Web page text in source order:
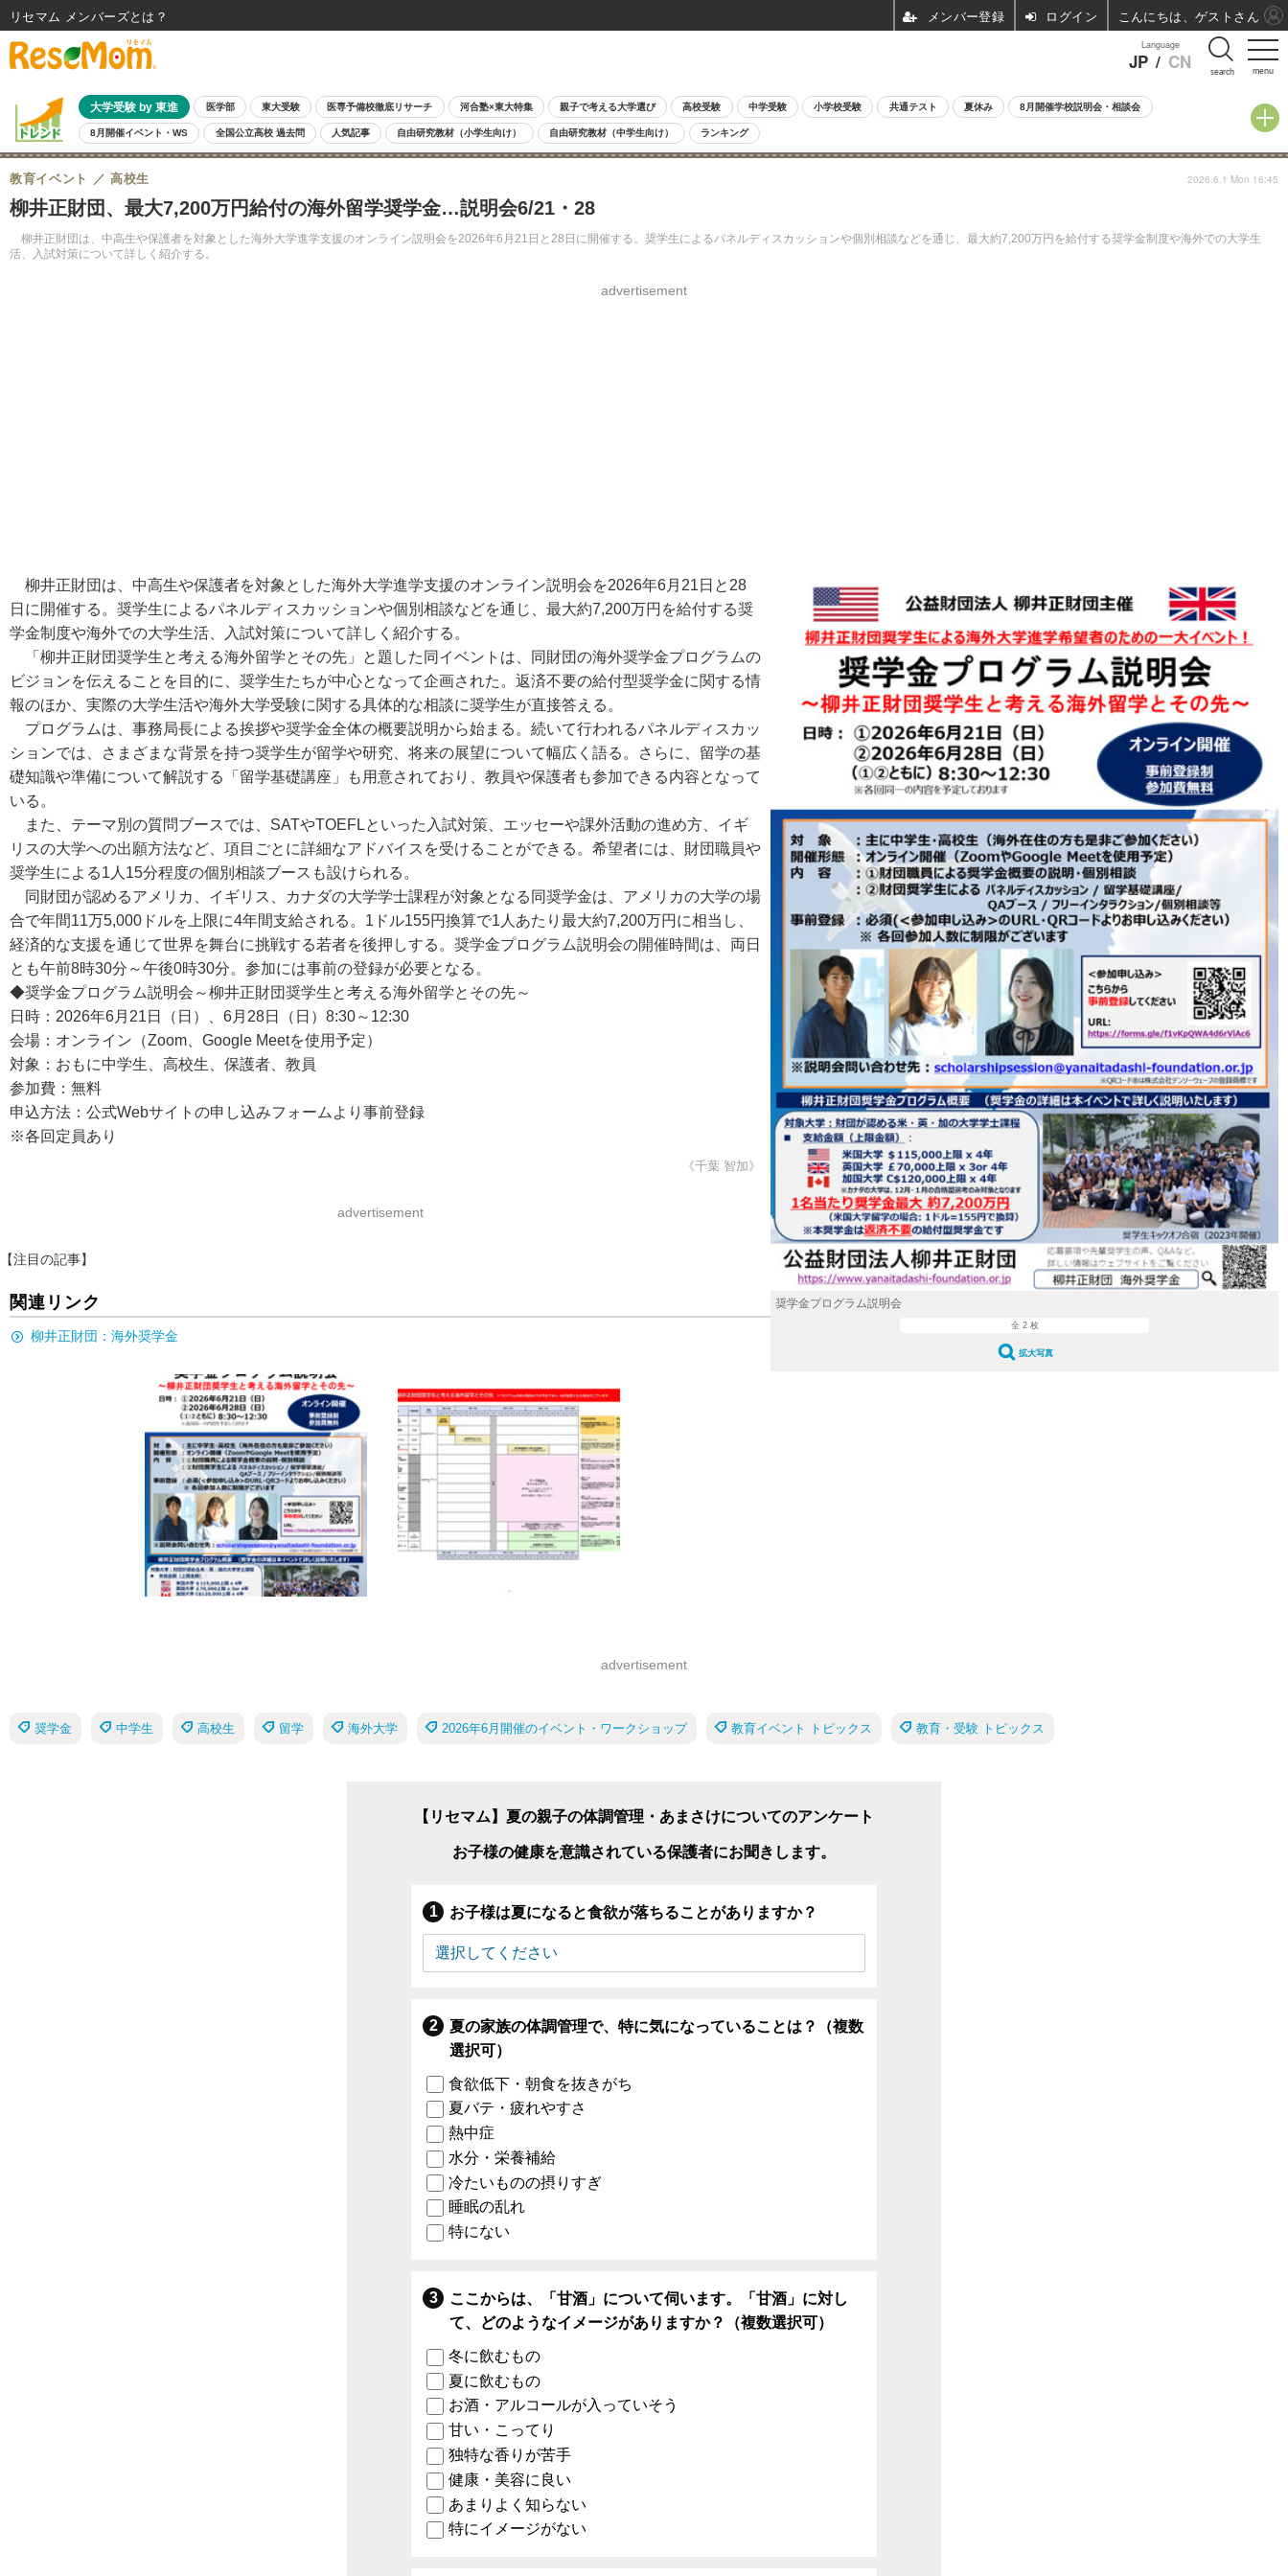
menu
Language
JP / CN search
大学受験 by 東進 医学部 東大受験 医専予備校徹底リサーチ 河合塾×東大特集 親子で考える大学選び 高校受験 中学受験 小学校受験 共通テスト 夏休み 8月開催学校説明会・相談会
8月開催イベント・WS 全国公立高校 過去問 人気記事 自由研究教材（小学生向け） 自由研究教材（中学生向け） ランキング
柳井正財団、最大7,200万円給付の海外留学奨学金…説明会6/21・28
柳井正財団は、中高生や保護者を対象とした海外大学進学支援のオンライン説明会を2026年6月21日と28日に開催する。奨学生によるパネルディスカッションや個別相談などを通じ、最大約7,200万円を給付する奨学金制度や海外での大学生
活、入試対策について詳しく紹介する。
教育イベント 高校生
advertisement
2026.6.1 Mon 16:45
奨学金プログラム説明会
全 2 枚
拡大写真
柳井正財団は、中高生や保護者を対象とした海外大学進学支援のオンライン説明会を2026年6月21日と28
日に開催する。奨学生によるパネルディスカッションや個別相談などを通じ、最大約7,200万円を給付する奨
学金制度や海外での大学生活、入試対策について詳しく紹介する。
「柳井正財団奨学生と考える海外留学とその先」と題した同イベントは、同財団の海外奨学金プログラムの
ビジョンを伝えることを目的に、奨学生たちが中心となって企画された。返済不要の給付型奨学金に関する情
報のほか、実際の大学生活や海外大学受験に関する具体的な相談に奨学生が直接答える。
プログラムは、事務局長による挨拶や奨学金全体の概要説明から始まる。続いて行われるパネルディスカッ
ションでは、さまざまな背景を持つ奨学生が留学や研究、将来の展望について幅広く語る。さらに、留学の基
礎知識や準備について解説する「留学基礎講座」も用意されており、教員や保護者も参加できる内容となって
いる。
また、テーマ別の質問ブースでは、SATやTOEFLといった入試対策、エッセーや課外活動の進め方、イギ
リスの大学への出願方法など、項目ごとに詳細なアドバイスを受けることができる。希望者には、財団職員や
奨学生による1人15分程度の個別相談ブースも設けられる。
同財団が認めるアメリカ、イギリス、カナダの大学学士課程が対象となる同奨学金は、アメリカの大学の場
合で年間11万5,000ドルを上限に4年間支給される。1ドル155円換算で1人あたり最大約7,200万円に相当し、
経済的な支援を通じて世界を舞台に挑戦する若者を後押しする。奨学金プログラム説明会の開催時間は、両日
とも午前8時30分～午後0時30分。参加には事前の登録が必要となる。
◆奨学金プログラム説明会～柳井正財団奨学生と考える海外留学とその先～
日時：2026年6月21日（日）、6月28日（日）8:30～12:30
会場：オンライン（Zoom、Google Meetを使用予定）
対象：おもに中学生、高校生、保護者、教員
参加費：無料
申込方法：公式Webサイトの申し込みフォームより事前登録
※各回定員あり
《千葉 智加》
advertisement
【注目の記事】
関連リンク
柳井正財団：海外奨学金
advertisement
奨学金 中学生 高校生 留学 海外大学 2026年6月開催のイベント・ワークショップ 教育イベント トピックス 教育・受験 トピックス
【リセマム】夏の親子の体調管理・あまさけについてのアンケート
お子様の健康を意識されている保護者にお聞きします。
お子様は夏になると食欲が落ちることがありますか？
夏の家族の体調管理で、特に気になっていることは？（複数
選択可）
食欲低下・朝食を抜きがち
夏バテ・疲れやすさ
熱中症
水分・栄養補給
冷たいものの摂りすぎ
睡眠の乱れ
特にない
ここからは、「甘酒」について伺います。「甘酒」に対し
て、どのようなイメージがありますか？（複数選択可）
冬に飲むもの
夏に飲むもの
お酒・アルコールが入っていそう
甘い・こってり
独特な香りが苦手
健康・美容に良い
あまりよく知らない
特にイメージがない
リセマム メンバーズ ログイン こんにちは、ゲストさん